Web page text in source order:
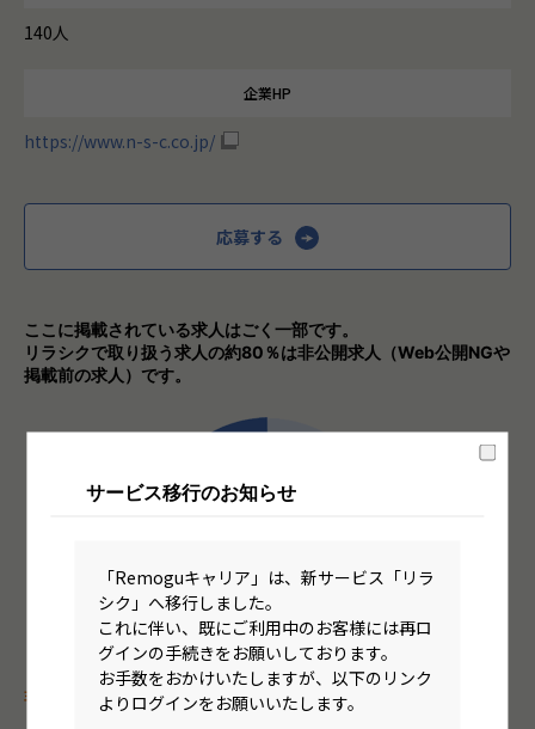
サービス移行のお知らせ
「Remoguキャリア」は、新サービス「リラ
シク」へ移行しました。
これに伴い、既にご利用中のお客様には再ロ
グインの手続きをお願いしております。
お手数をおかけいたしますが、以下のリンク
よりログインをお願いいたします。
140人
企業HP
https://www.n-s-c.co.jp/
応募する
ここに掲載されている求人はごく一部です。
リラシクで取り扱う求人の約80％は非公開求人（Web公開NGや
掲載前の求人）です。
非公開の理由